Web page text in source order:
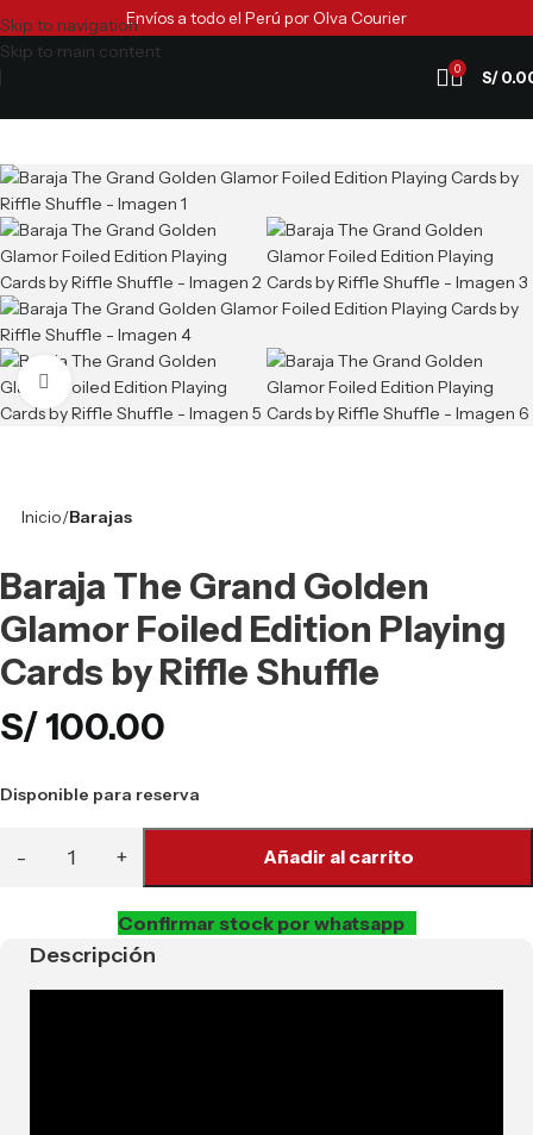
Skip to navigation
Skip to main content
Envíos a todo el Perú por Olva Courier
0 S/
Clic para ampliar
Inicio Barajas
Baraja The Grand Golden
Glamor Foiled Edition Playing
Cards by Riffle Shuffle
S/100.00
Disponible para reserva
Añadir al carrito
Confirmar stock por whatsapp
Descripción